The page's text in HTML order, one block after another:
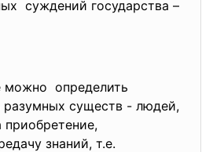
суждений государства –
можно определить
разумных существ - людей,
приобретение,
знаний, т.е.